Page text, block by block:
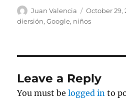
Author
Juan Valencia
Posted
on
October 29,
diersión,Google, niños
Leave a Reply
You must belogged in to